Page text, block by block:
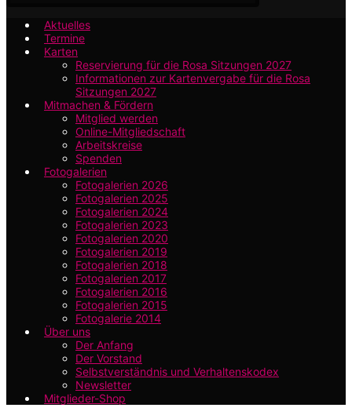
Aktuelles
Termine
Karten
Reservierung für die Rosa Sitzungen 2027
Informationen zur Kartenvergabe für die Rosa
Sitzungen 2027
Mitmachen & Fördern
Mitglied werden
Online-Mitgliedschaft
Arbeitskreise
Spenden
Fotogalerien
Fotogalerien 2026
Fotogalerien 2025
Fotogalerien 2024
Fotogalerien 2023
Fotogalerien 2020
Fotogalerien 2019
Fotogalerien 2018
Fotogalerien 2017
Fotogalerien 2016
Fotogalerien 2015
Fotogalerie 2014
Über uns
Der Anfang
Der Vorstand
Selbstverständnis und Verhaltenskodex
Newsletter
Mitglieder-Shop